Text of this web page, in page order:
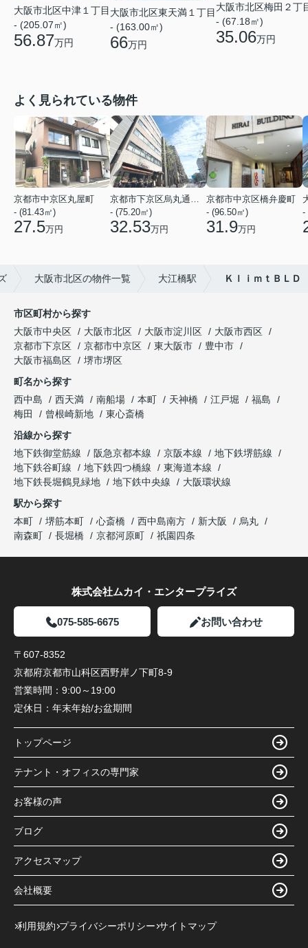
大阪市北区中津１丁目
- (205.07㎡)
56.87万円
大阪市北区東天満１丁目
- (163.00㎡)
66万円
大阪市北区梅田２丁
- (67.18㎡)
35.06万円
よく見られている物件
京都市中京区丸屋町
- (81.43㎡)
27.5万円
京都市下京区烏丸通五条上る五条烏丸町
- (75.20㎡)
32.53万円
京都市中京区橋弁慶町
- (96.50㎡)
31.9万円
-
大阪市北区の物件一覧 大江橋駅 ＫｌｉｍｔＢＬＤ
市区町村から探す
大阪市中央区
大阪市北区 大阪市淀川区
大阪市西区
京都市下京区
京都市中京区 東大阪市
豊中市
大阪市福島区
堺市堺区
町名から探す
西中島
西天満 南船場 本町 天神橋 江戸堀
福島
梅田
曾根崎新地
東心斎橋
沿線から探す
地下鉄御堂筋線
阪急京都本線 京阪本線
地下鉄堺筋線
地下鉄谷町線
地下鉄四つ橋線
東海道本線
地下鉄長堀鶴見緑地
地下鉄中央線
大阪環状線
駅から探す
本町
堺筋本町 心斎橋 西中島南方 新大阪
烏丸
南森町
長堀橋 京都河原町 祇園四条
株式会社ムカイ・エンタープライズ
075-585-6675 お問い合わせ
〒607-8352
京都府京都市山科区西野岸ノ下町8-9
営業時間： 9:00～19:00
定休日： 年末年始/お盆期間
トップページ
テナント・オフィスの専門家
お客様の声
ブログ
アクセスマップ
会社概要
利用規約 プライバシーポリシー サイトマップ